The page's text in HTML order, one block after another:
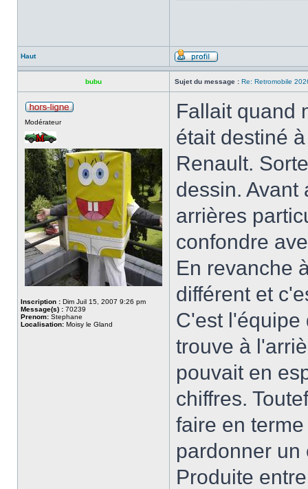
Haut
bubu Sujet du message : Re: Retromobile
Modérateur
Inscription : Dim Juil 15, 2007 9:26 pm
Message(s) : 70239
Prenom: Stephane
Localisation: Moisy le Gland
Fallait quand
était destiné
Renault.
dessin.
arrières
confondre
En revanche
différent et
C'est l'équipe
trouve à
pouvait en
chiffres.
faire en
pardonner un
Produite